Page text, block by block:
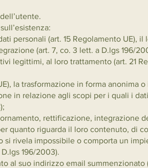
personali (art. 15 Regolamento UE),
(art. 7, co. 3 lett. a D.lgs 196/
legittimi, al loro trattamento (art. 21
la trasformazione in forma anonima
in relazione agli scopi per i quali i
rettificazione, integrazione
quanto riguarda il loro contenuto, di
rivela impossibile o comporta un
196/2003).
al suo indirizzo email